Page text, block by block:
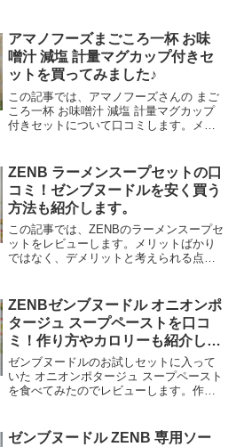
アマノフーズまごころ一杯 お味
噌汁 減塩 計量マグカップ付きセ
ットを買ってみました♪
この記事では、アマノフーズさんの まご
ころ一杯 お味噌汁 減塩 計量マグカップ
付きセットについて口コミします。メリ
ね。他のユーザーさんたちの口コミもた
くさん読んだので、ま...
ZENB ラーメンスープセットの口
コミ！ゼンブヌードルを安く買う
方法も紹介します。
この記事では、ZENBのラーメンスープセ
ットをレビューします。メリットばかり
ではなく、デメリットと考えられる点も
紹介しますので、ご参考になれば幸いで
す。
ZENBゼンブヌードル オニオンポ
タージュ スープペーストを口コ
ミ！作り方やカロリーも紹介しま
す。
ゼンブヌードルのお試しセットに入って
いた オニオンポタージュ スープペースト
を食べてみたのでレビューします。作り
ゼンブヌードル ZENB 専用ソー